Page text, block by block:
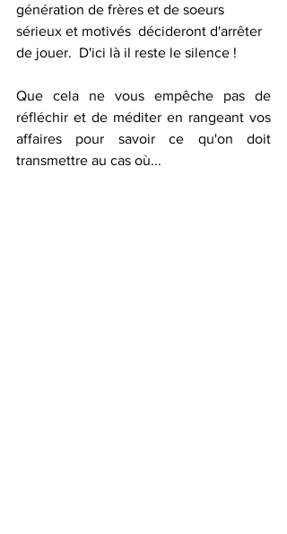
génération de frères et de soeurs
sérieux et motivés  décideront d'arrêter
de jouer.  D'ici là il reste le silence !
Que cela ne vous empêche pas de
réfléchir et de méditer en rangeant vos
affaires pour savoir ce qu'on doit
transmettre au cas où...